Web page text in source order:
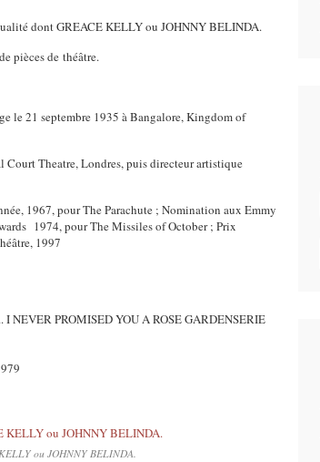
dont GREACE KELLY ou JOHNNY BELINDA.
pièces de théâtre.
le 21 septembre 1935 à Bangalore, Kingdom of
Theatre, Londres, puis directeur artistique
1967, pour The Parachute ; Nomination aux Emmy
1974, pour The Missiles of October ; Prix
1997
NEVER PROMISED YOU A ROSE GARDENSERIE
ou JOHNNY BELINDA.